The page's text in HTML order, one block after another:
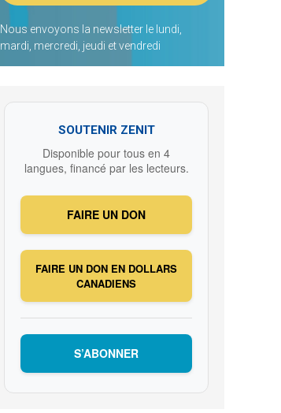
Nous envoyons la newsletter le lundi,
mardi, mercredi, jeudi et vendredi
SOUTENIR ZENIT
Disponible pour tous en 4
langues, financé par les lecteurs.
FAIRE UN DON
FAIRE UN DON EN DOLLARS
CANADIENS
S’ABONNER